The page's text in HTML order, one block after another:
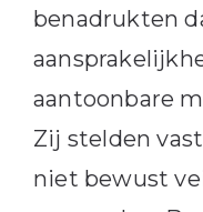
benadrukten
aantoonbare
Zij stelden
niet bewust